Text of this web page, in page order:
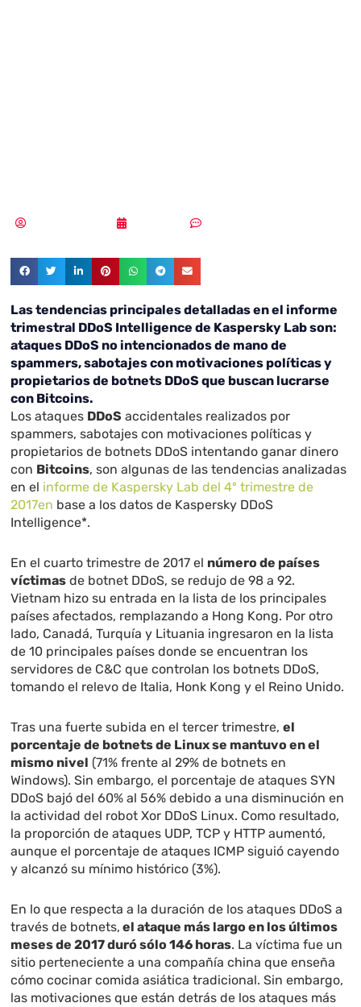
Las tendencias principales detalladas en el informe
trimestral DDoS Intelligence de Kaspersky Lab son:
ataques DDoS no intencionados de mano de
spammers, sabotajes con motivaciones políticas y
propietarios de botnets DDoS que buscan lucrarse
con Bitcoins.
Los ataques DDoS accidentales realizados por
spammers, sabotajes con motivaciones políticas y
propietarios de botnets DDoS intentando ganar dinero
con Bitcoins, son algunas de las tendencias analizadas
en el informe de Kaspersky Lab del 4º trimestre de
2017en base a los datos de Kaspersky DDoS
Intelligence*.
En el cuarto trimestre de 2017 el número de países
víctimas de botnet DDoS, se redujo de 98 a 92.
Vietnam hizo su entrada en la lista de los principales
países afectados, remplazando a Hong Kong. Por otro
lado, Canadá, Turquía y Lituania ingresaron en la lista
de 10 principales países donde se encuentran los
servidores de C&C que controlan los botnets DDoS,
tomando el relevo de Italia, Honk Kong y el Reino Unido.
Tras una fuerte subida en el tercer trimestre,el
porcentaje de botnets de Linux se mantuvo en el
mismo nivel (71% frente al 29% de botnets en
Windows). Sin embargo, el porcentaje de ataques SYN
DDoS bajó del 60% al 56% debido a una disminución en
la actividad del robot Xor DDoS Linux. Como resultado,
la proporción de ataques UDP, TCP y HTTP aumentó,
aunque el porcentaje de ataques ICMP siguió cayendo
y alcanzó su mínimo histórico (3%).
En lo que respecta a la duración de los ataques DDoS a
través de botnets, el ataque más largo en los últimos
meses de 2017 duró sólo 146 horas. La víctima fue un
sitio perteneciente a una compañía china que enseña
cómo cocinar comida asiática tradicional. Sin embargo,
las motivaciones que están detrás de los ataques más